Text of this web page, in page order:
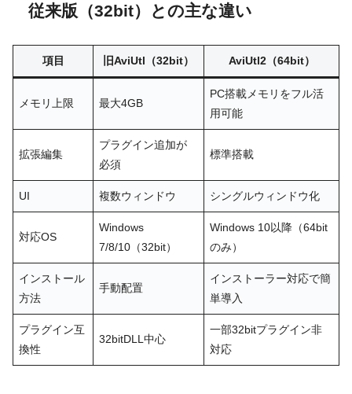
従来版（32bit）との主な違い
項目 旧AviUtl（32bit） AviUtl2（64bit）
メモリ上限 最大4GB
PC搭載メモリをフル活
用可能
拡張編集
プラグイン追加が
必須
標準搭載
UI 複数ウィンドウ シングルウィンドウ化
対応OS
Windows
7/8/10（32bit）
Windows 10以降（64bit
のみ）
インストール
方法
手動配置
インストーラー対応で簡
単導入
プラグイン互
換性
32bitDLL中心
一部32bitプラグイン非
対応